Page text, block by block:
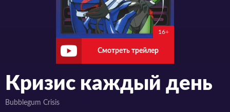
16+
Смотреть трейлер
Кризис каждый день
Bubblegum Crisis